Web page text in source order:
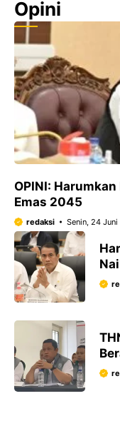
Opini
OPINI:
Emas 2045
redaksi Senin, 24